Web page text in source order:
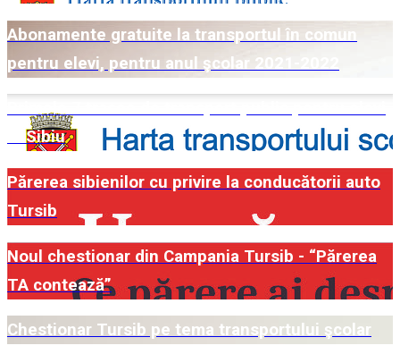
Abonamente gratuite la transportul în comun
pentru elevi, pentru anul şcolar 2021-2022
Primele 7 trasee de transport public pentru elevi
în Sibiu
Părerea sibienilor cu privire la conducătorii auto
Tursib
Noul chestionar din Campania Tursib - “Părerea
TA contează”
Chestionar Tursib pe tema transportului şcolar